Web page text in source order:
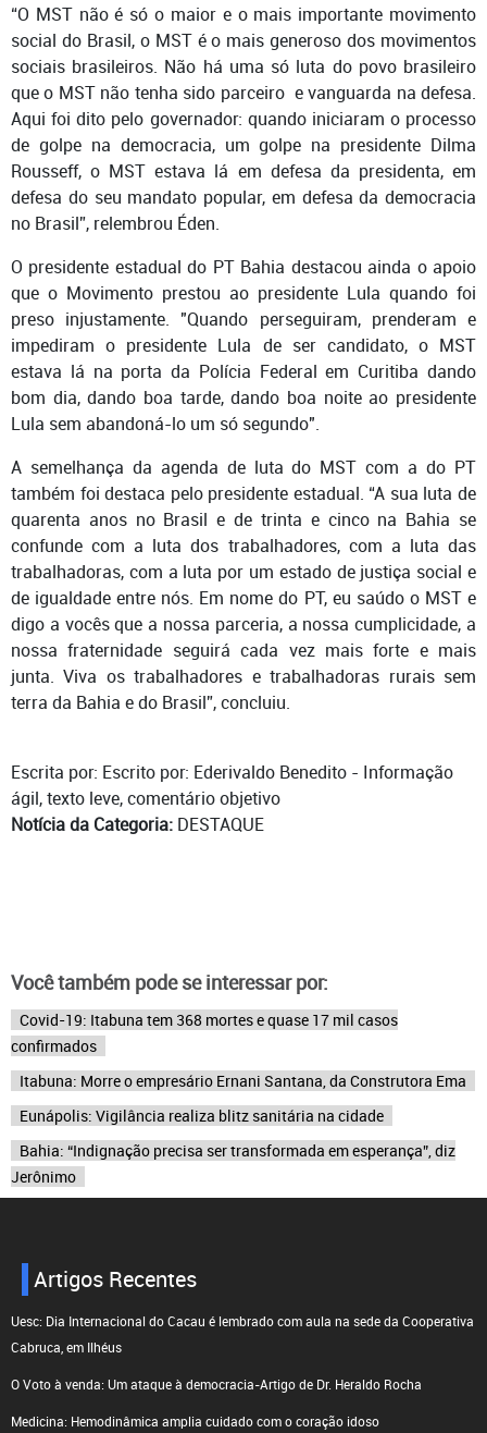
“O MST não é só o maior e o mais importante movimento
social do Brasil, o MST é o mais generoso dos movimentos
sociais brasileiros. Não há uma só luta do povo brasileiro
que o MST não tenha sido parceiro e vanguarda na defesa.
Aqui foi dito pelo governador: quando iniciaram o processo
de golpe na democracia, um golpe na presidente Dilma
Rousseff, o MST estava lá em defesa da presidenta, em
defesa do seu mandato popular, em defesa da democracia
no Brasil”, relembrou Éden.
O presidente estadual do PT Bahia destacou ainda o apoio
que o Movimento prestou ao presidente Lula quando foi
preso injustamente. "Quando perseguiram, prenderam e
impediram o presidente Lula de ser candidato, o MST
estava lá na porta da Polícia Federal em Curitiba dando
bom dia, dando boa tarde, dando boa noite ao presidente
Lula sem abandoná-lo um só segundo".
A semelhança da agenda de luta do MST com a do PT
também foi destaca pelo presidente estadual. “A sua luta de
quarenta anos no Brasil e de trinta e cinco na Bahia se
confunde com a luta dos trabalhadores, com a luta das
trabalhadoras, com a luta por um estado de justiça social e
de igualdade entre nós. Em nome do PT, eu saúdo o MST e
digo a vocês que a nossa parceria, a nossa cumplicidade, a
nossa fraternidade seguirá cada vez mais forte e mais
junta. Viva os trabalhadores e trabalhadoras rurais sem
terra da Bahia e do Brasil”, concluiu.
Escrita por: Escrito por: Ederivaldo Benedito - Informação
ágil, texto leve, comentário objetivo
Notícia da Categoria: DESTAQUE
Você também pode se interessar por:
Covid-19: Itabuna tem 368 mortes e quase 17 mil casos
confirmados
Itabuna: Morre o empresário Ernani Santana, da Construtora Ema
Eunápolis: Vigilância realiza blitz sanitária na cidade
Bahia: “Indignação precisa ser transformada em esperança”, diz
Jerônimo
Artigos Recentes
Uesc: Dia Internacional do Cacau é lembrado com aula na sede da Cooperativa
Cabruca, em Ilhéus
O Voto à venda: Um ataque à democracia-Artigo de Dr. Heraldo Rocha
Medicina: Hemodinâmica amplia cuidado com o coração idoso